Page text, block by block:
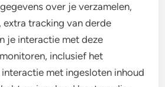
over je verzamelen,
extra tracking van derde
je interactie met deze
inclusief het
met ingesloten inhoud